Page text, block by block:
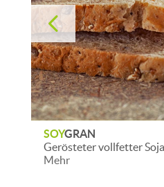
Soja-Schrot
4